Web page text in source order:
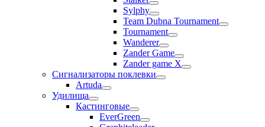
Sylphy
Team Dubna Tournament
Tournament
Wanderer
Zander Game
Zander game X
Сигнализаторы поклевки
Artuda
Удилища
Кастинговые
EverGreen